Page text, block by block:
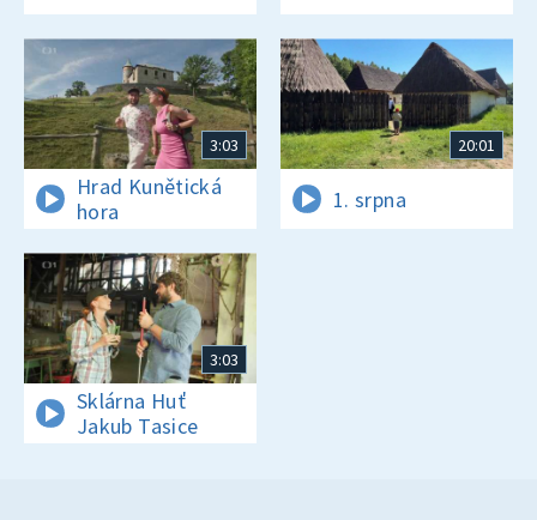
3:03
Hrad Kunětická
hora
20:01
1. srpna
3:03
Sklárna Huť
Jakub Tasice